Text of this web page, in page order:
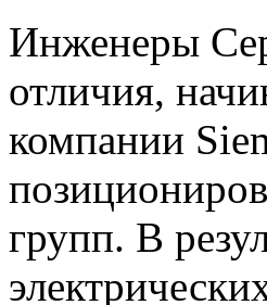
Инженеры
отличия,
компании
групп. В